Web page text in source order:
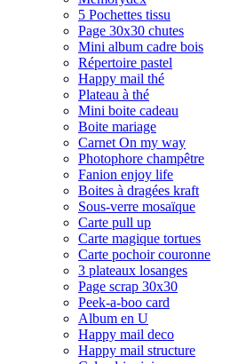
5 Pochettes tissu
Page 30x30 chutes
Mini album cadre bois
Répertoire pastel
Happy mail thé
Plateau à thé
Mini boite cadeau
Boite mariage
Carnet On my way
Photophore champêtre
Fanion enjoy life
Boites à dragées kraft
Sous-verre mosaïque
Carte pull up
Carte magique tortues
Carte pochoir couronne
3 plateaux losanges
Page scrap 30x30
Peek-a-boo card
Album en U
Happy mail deco
Happy mail structure